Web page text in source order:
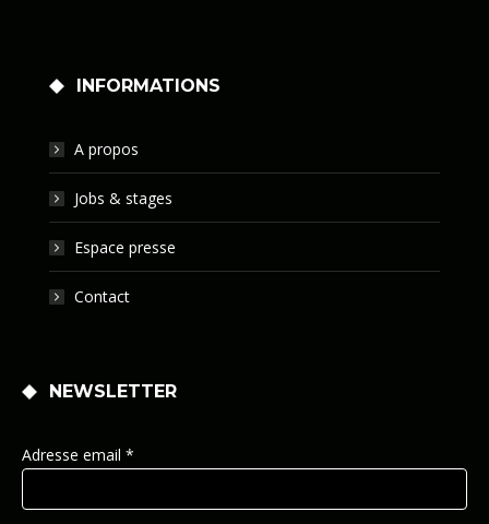
INFORMATIONS
A propos
Jobs & stages
Espace presse
Contact
NEWSLETTER
Adresse email *